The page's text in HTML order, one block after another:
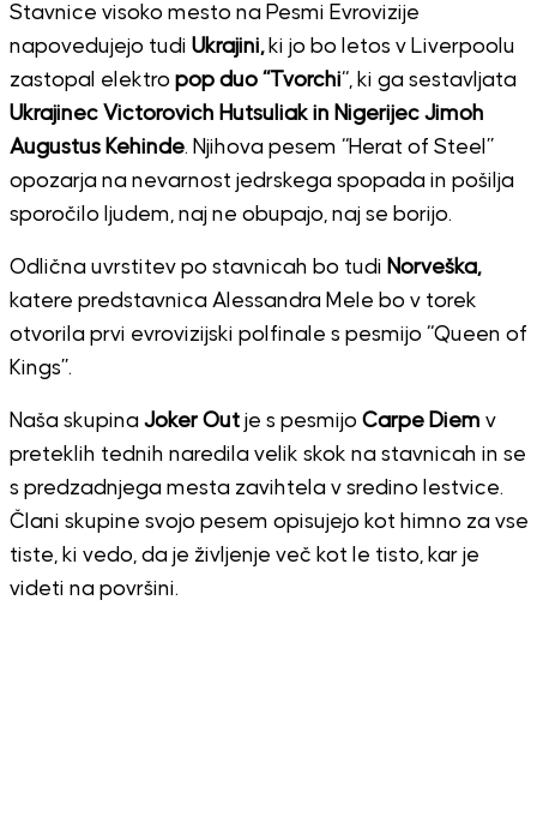
Stavnice visoko mesto na Pesmi Evrovizije
napovedujejo tudi Ukrajini,ki jo bo letos v Liverpoolu
zastopal elektro pop duo “Tvorchi“, ki ga sestavljata
Ukrajinec Victorovich Hutsuliak in Nigerijec Jimoh
Augustus Kehinde. Njihova pesem “Herat of Steel”
opozarja na nevarnost jedrskega spopada in pošilja
sporočilo ljudem, naj ne obupajo, naj se borijo.
Odlična uvrstitev po stavnicah bo tudi Norveška,
katere predstavnica Alessandra Mele bo v torek
otvorila prvi evrovizijski polfinale s pesmijo “Queen of
Kings”.
Naša skupina Joker Outje s pesmijo Carpe Diem v
preteklih tednih naredila velik skok na stavnicah in se
s predzadnjega mesta zavihtela v sredino lestvice.
Člani skupine svojo pesem opisujejo kot himno za vse
tiste, ki vedo, da je življenje več kot le tisto, kar je
videti na površini.